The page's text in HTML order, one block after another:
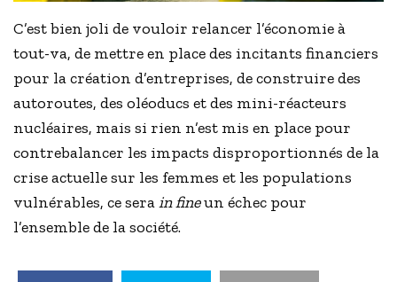
C’est bien joli de vouloir relancer l’économie à
tout-va, de mettre en place des incitants financiers
pour la création d’entreprises, de construire des
autoroutes, des oléoducs et des mini-réacteurs
nucléaires, mais si rien n’est mis en place pour
contrebalancer les impacts disproportionnés de la
crise actuelle sur les femmes et les populations
vulnérables, ce serain fineun échec pour
l’ensemble de la société.